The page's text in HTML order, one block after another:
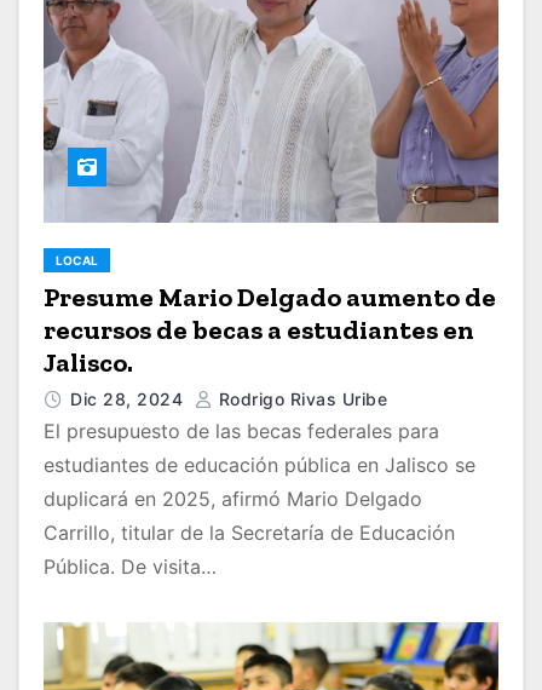
LOCAL
Presume Mario Delgado aumento de
recursos de becas a estudiantes en
Jalisco.
Dic 28, 2024 Rodrigo Rivas Uribe
El presupuesto de las becas federales para
estudiantes de educación pública en Jalisco se
duplicará en 2025, afirmó Mario Delgado
Carrillo, titular de la Secretaría de Educación
Pública. De visita…